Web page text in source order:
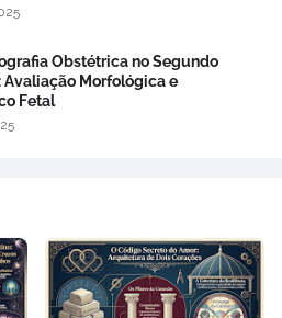
Obstétrica no Segundo
Avaliação Morfológica e
Fetal